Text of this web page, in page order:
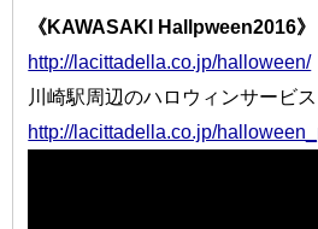
《KAWASAKI Hallpween2016》
http://lacittadella.co.jp/halloween/
川崎駅周辺のハロウィンサービ
http://lacittadella.co.jp/